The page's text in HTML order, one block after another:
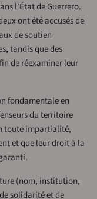
l’État de Guerrero.
ont été accusés de
de soutien
tandis quedes
de réexaminer leur
fondamentale en
du territoire
toute impartialité,
et que leur droit à la
(nom, institution,
solidarité et de